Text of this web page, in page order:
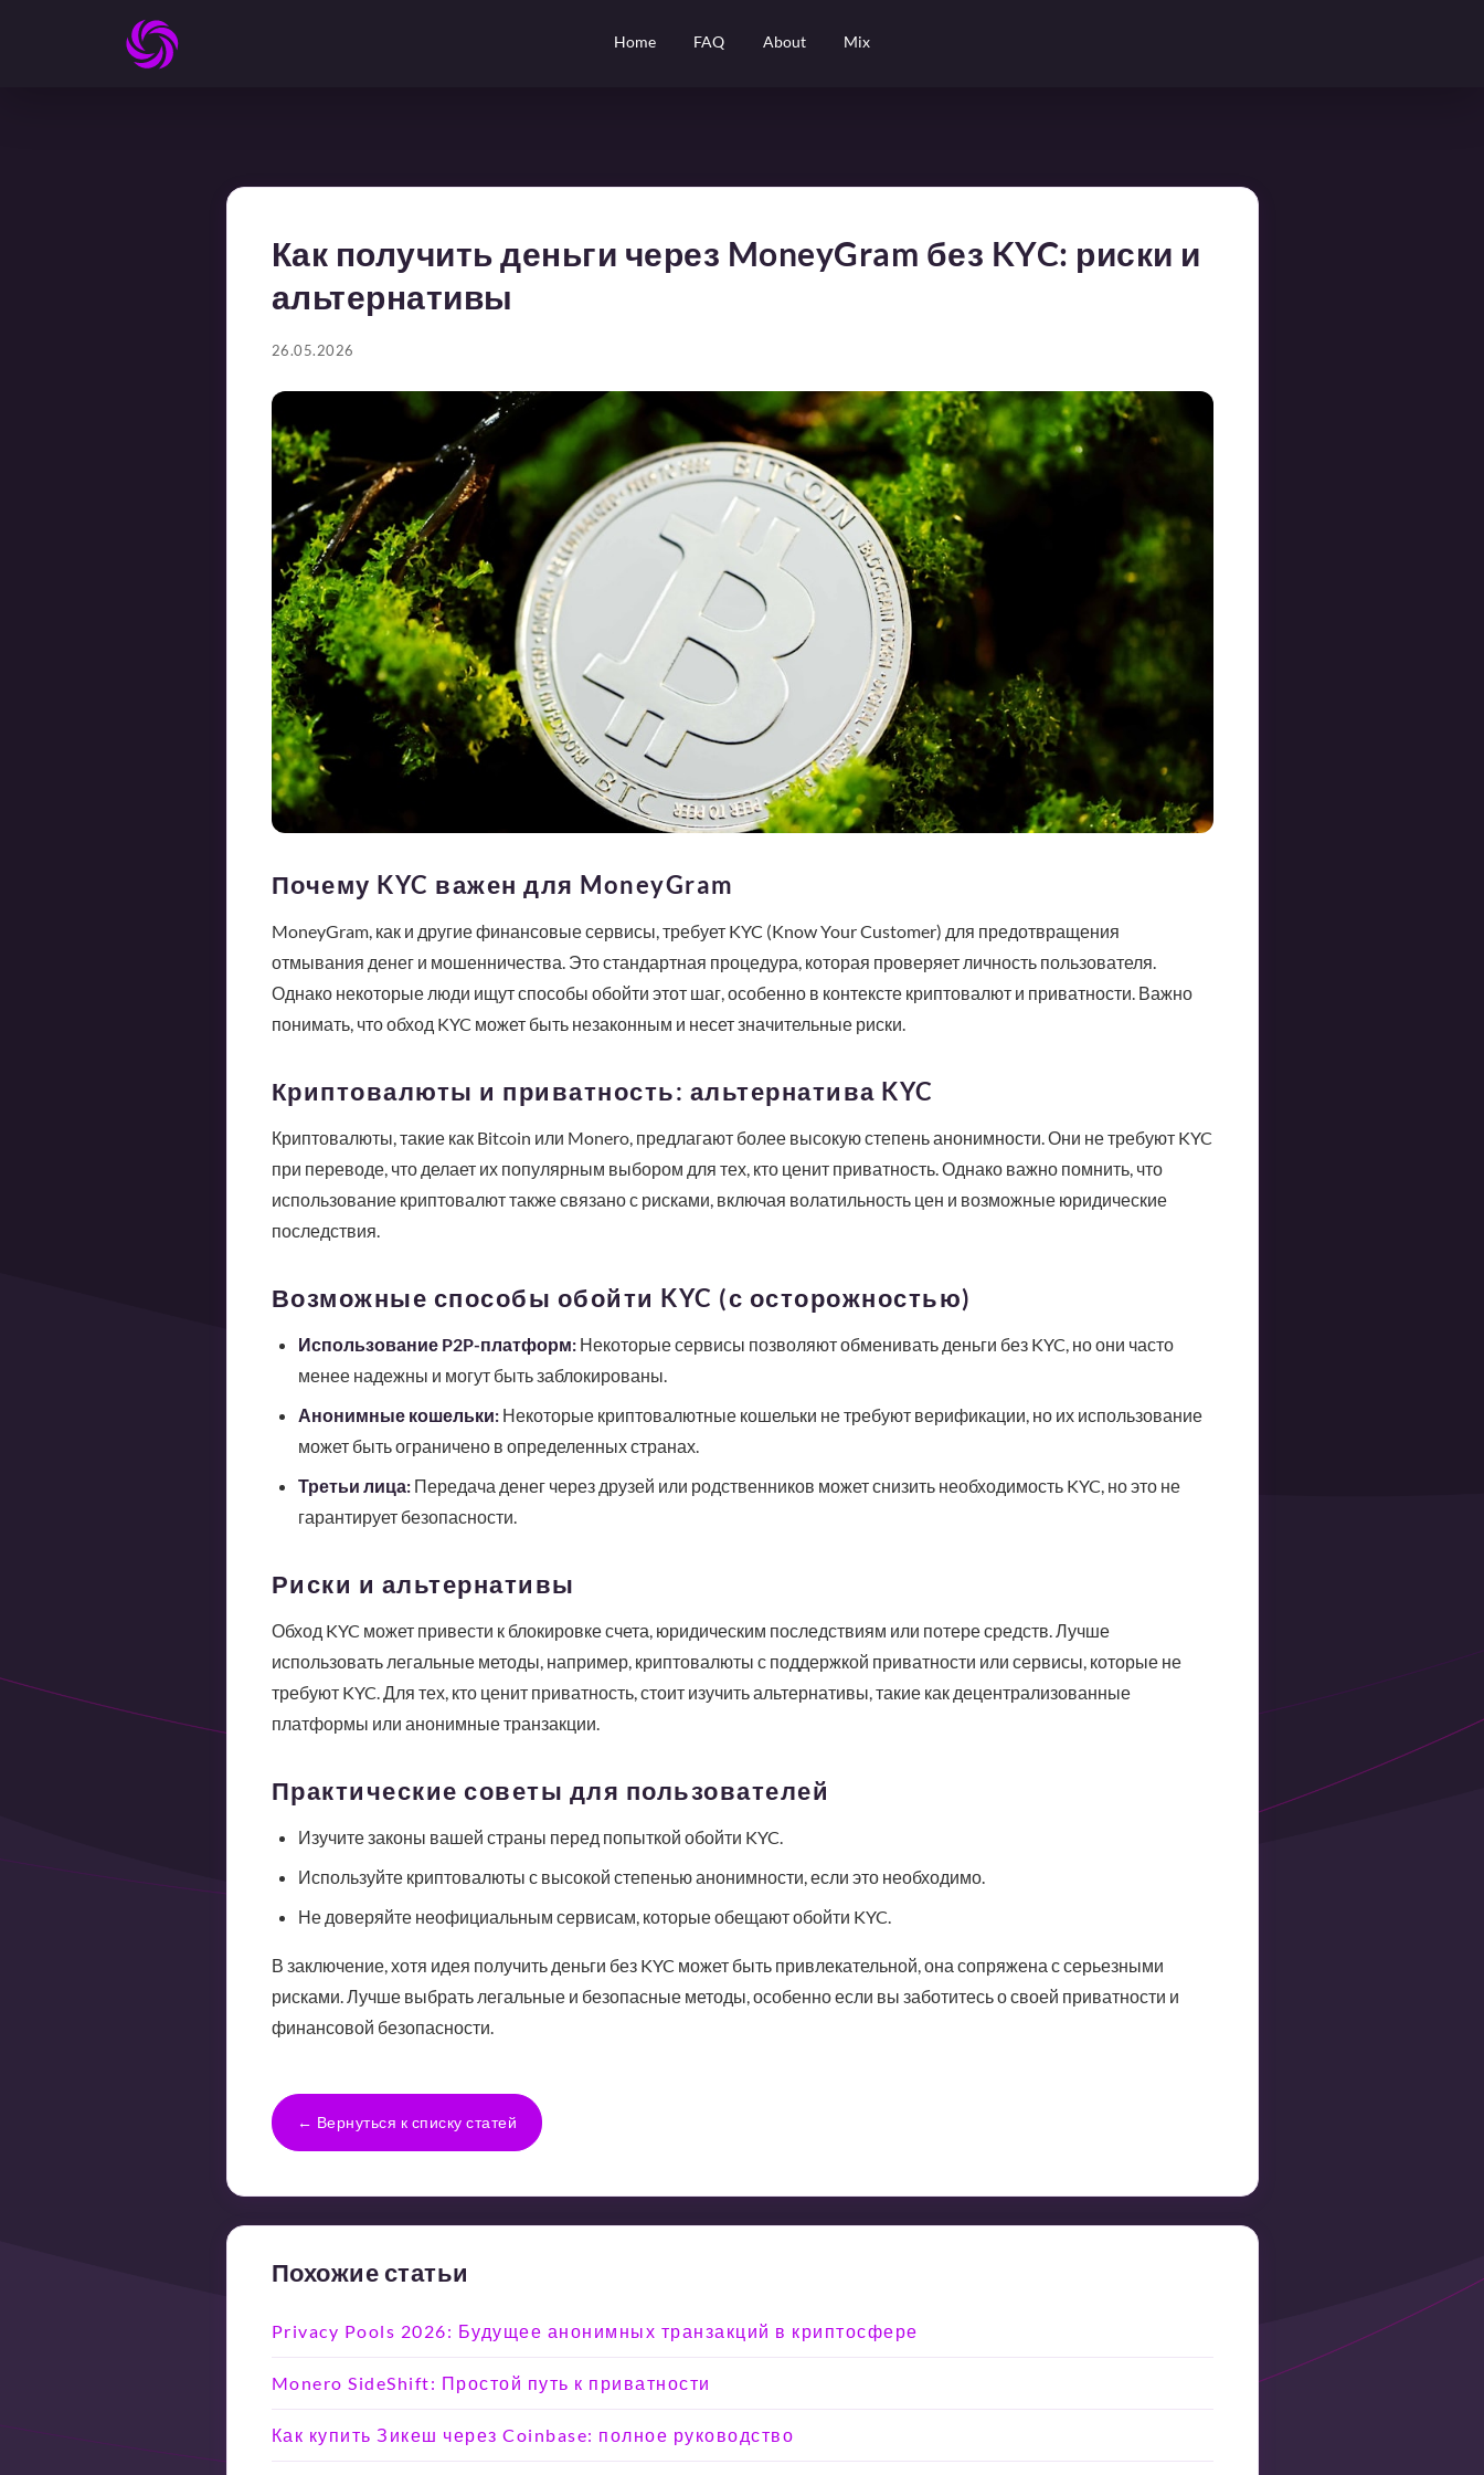
Home FAQ About Mix
Как получить деньги через MoneyGram без KYC: риски и
альтернативы
26.05.2026
Почему KYC важен для MoneyGram
MoneyGram, как и другие финансовые сервисы, требует KYC (Know Your Customer) для предотвращения
отмывания денег и мошенничества. Это стандартная процедура, которая проверяет личность пользователя.
Однако некоторые люди ищут способы обойти этот шаг, особенно в контексте криптовалют и приватности. Важно
понимать, что обход KYC может быть незаконным и несет значительные риски.
Криптовалюты и приватность: альтернатива KYC
Криптовалюты, такие как Bitcoin или Monero, предлагают более высокую степень анонимности. Они не требуют KYC
при переводе, что делает их популярным выбором для тех, кто ценит приватность. Однако важно помнить, что
использование криптовалют также связано с рисками, включая волатильность цен и возможные юридические
последствия.
Возможные способы обойти KYC (с осторожностью)
Использование P2P-платформ:Некоторые сервисы позволяют обменивать деньги без KYC, но они часто
менее надежны и могут быть заблокированы.
Анонимные кошельки:Некоторые криптовалютные кошельки не требуют верификации, но их использование
может быть ограничено в определенных странах.
Третьи лица:Передача денег через друзей или родственников может снизить необходимость KYC, но это не
гарантирует безопасности.
Риски и альтернативы
Обход KYC может привести к блокировке счета, юридическим последствиям или потере средств. Лучше
использовать легальные методы, например, криптовалюты с поддержкой приватности или сервисы, которые не
требуют KYC. Для тех, кто ценит приватность, стоит изучить альтернативы, такие как децентрализованные
платформы или анонимные транзакции.
Практические советы для пользователей
Изучите законы вашей страны перед попыткой обойти KYC.
Используйте криптовалюты с высокой степенью анонимности, если это необходимо.
Не доверяйте неофициальным сервисам, которые обещают обойти KYC.
В заключение, хотя идея получить деньги без KYC может быть привлекательной, она сопряжена с серьезными
рисками. Лучше выбрать легальные и безопасные методы, особенно если вы заботитесь о своей приватности и
финансовой безопасности.
← Вернуться к списку статей
Похожие статьи
Privacy Pools 2026: Будущее анонимных транзакций в криптосфере
Monero SideShift: Простой путь к приватности
Как купить Зикеш через Coinbase: полное руководство